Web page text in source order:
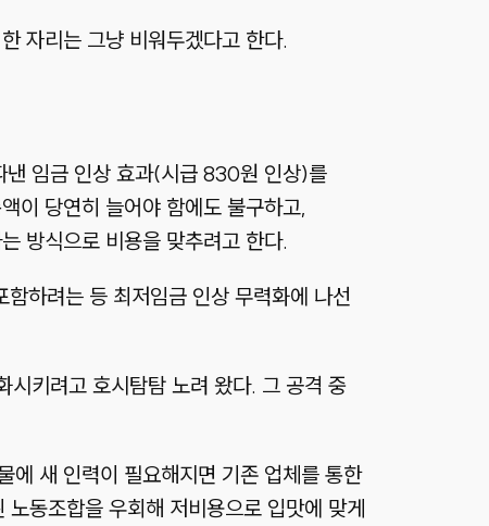
자리는 그냥 비워두겠다고 한다.
임금 인상 효과(시급 830원 인상)를
이 당연히 늘어야 함에도 불구하고,
방식으로 비용을 맞추려고 한다.
하려는 등 최저임금 인상 무력화에 나선
시키려고 호시탐탐 노려 왔다. 그 공격 중
에 새 인력이 필요해지면 기존 업체를 통한
동조합을 우회해 저비용으로 입맛에 맞게